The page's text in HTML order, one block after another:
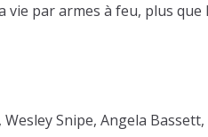
par armes à feu, plus
Snipe, Angela